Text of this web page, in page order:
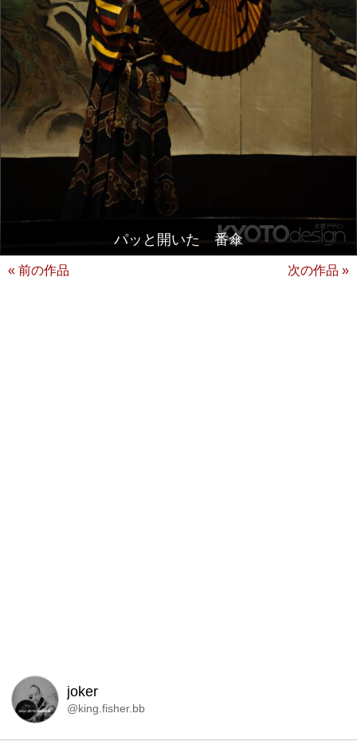
パッと開いた 番傘
« 前の作品 次の作品 »
joker
@king.fisher.bb